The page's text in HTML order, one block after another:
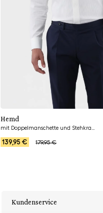
Hinzufügen
Hemd
mit Doppelmanschette und Stehkragen
139,95 € 179,95 €
Kundenservice